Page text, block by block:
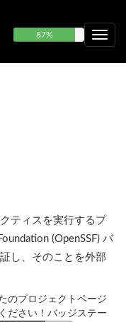
87%
ティスを実行するプ
(OpenSSF) バ
し、そのことを外部
のプロジェクトページ
ださい！バッジステー